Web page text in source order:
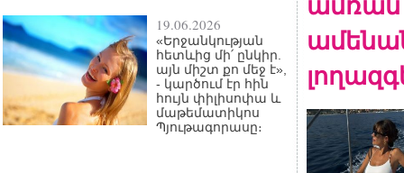
19.06.2026
«Երջանկության
հետևից մի՛ ընկիր.
այն միշտ քո մեջ է»,
- կարծում էր հին
հույն փիլիսոփա և
մաթեմատիկոս
Պյութագորասը։